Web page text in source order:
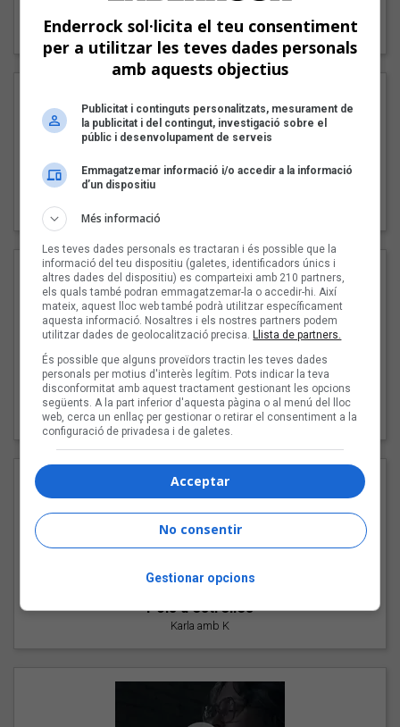
Carmen y María
"Les cabres"
94 Rules amb Compte
"Pols d'estrelles"
Karla amb K
Enderrock sol·licita el teu consentiment
per a utilitzar les teves dades personals
amb aquests objectius
Publicitat i continguts personalitzats, mesurament de
la publicitat i del contingut, investigació sobre el
públic i desenvolupament de serveis
Emmagatzemar informació i/o accedir a la informació
d’un dispositiu
Més informació
Les teves dades personals es tractaran i és possible que la
informació del teu dispositiu (galetes, identificadors únics i
altres dades del dispositiu) es comparteixi amb 210 partners,
els quals també podran emmagatzemar-la o accedir-hi. Així
mateix, aquest lloc web també podrà utilitzar específicament
aquesta informació. Nosaltres i els nostres partners podem
utilitzar dades de geolocalització precisa.Llista de partners.
És possible que alguns proveïdors tractin les teves dades
personals per motius d'interès legítim. Pots indicar la teva
disconformitat amb aquest tractament gestionant les opcions
següents. A la part inferior d'aquesta pàgina o al menú del lloc
web, cerca un enllaç per gestionar o retirar el consentiment a la
configuració de privadesa i de galetes.
Acceptar
No consentir
Gestionar opcions